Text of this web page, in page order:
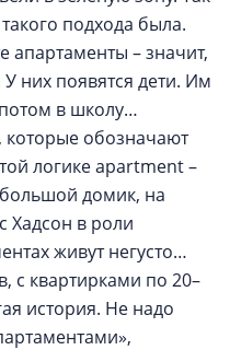
подхода была.
апартаменты – значит,
них появятся дети. Им
потом в школу…
которые обозначают
логике apartment –
домик, на
Хадсон в роли
живут негусто…
с квартирками по 20–
история. Не надо